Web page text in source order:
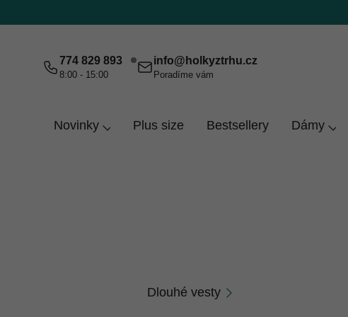
na
774 829 893
8:00 - 15:00
info@ holkyztrhu.cz
Poradíme vám
Novinky Plus size Bestsellery Dámy
Dlouhé vesty